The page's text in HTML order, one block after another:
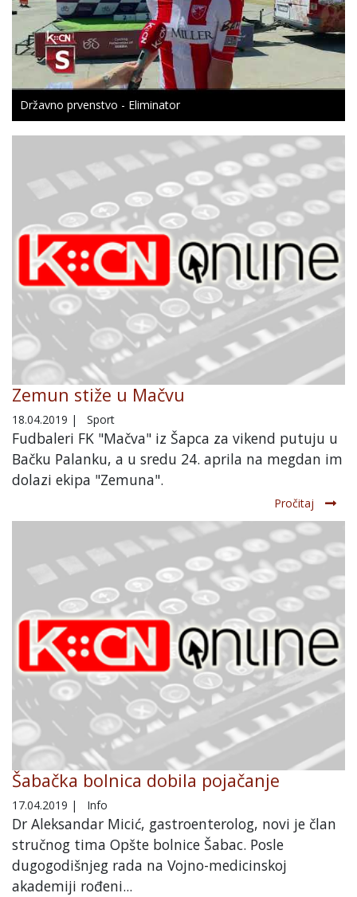
Državno prvenstvo - Eliminator
Zemun stiže u Mačvu
18.04.2019 | Sport
Fudbaleri FK "Mačva" iz Šapca za vikend putuju u
Bačku Palanku, a u sredu 24. aprila na megdan im
dolazi ekipa "Zemuna".
Pročitaj
Šabačka bolnica dobila pojačanje
17.04.2019 | Info
Dr Aleksandar Micić, gastroenterolog, novi je član
stručnog tima Opšte bolnice Šabac. Posle
dugogodišnjeg rada na Vojno-medicinskoj
akademiji rođeni...